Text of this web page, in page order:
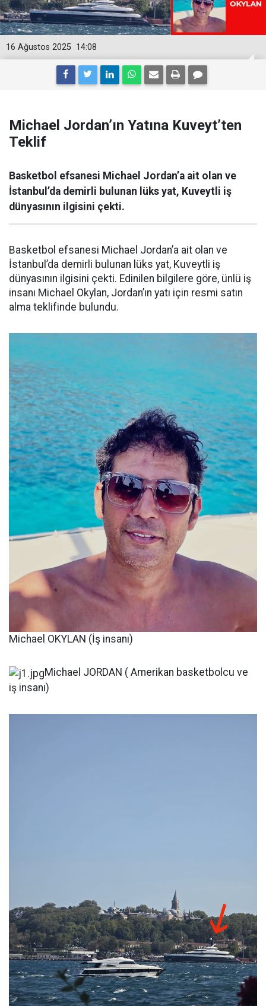
14:08
16 Ağustos 2025
Michael Jordan’ın Yatına Kuveyt’ten
Teklif
Basketbol efsanesi Michael Jordan’a ait olan ve
İstanbul’da demirli bulunan lüks yat, Kuveytli iş
dünyasının ilgisini çekti.
Basketbol efsanesi Michael Jordan’a ait olan ve
İstanbul’da demirli bulunan lüks yat, Kuveytli iş
dünyasının ilgisini çekti. Edinilen bilgilere göre, ünlü iş
insanı Michael Okylan, Jordan’ın yatı için resmi satın
alma teklifinde bulundu.
Michael OKYLAN (İş insanı)
Michael JORDAN ( Amerikan basketbolcu ve
iş insanı)